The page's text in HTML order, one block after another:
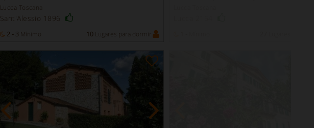
Lucca Toscana
Sant'Alessio 1896
2 - 3 Mínimo 10 Lugares para dormir